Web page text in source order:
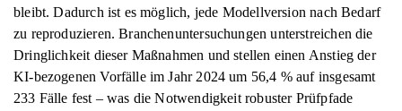
bleibt. Dadurch ist es möglich, jede Modellversion nach Bedarf
zu reproduzieren. Branchenuntersuchungen unterstreichen die
Dringlichkeit dieser Maßnahmen und stellen einen Anstieg der
KI-bezogenen Vorfälle im Jahr 2024 um 56,4 % auf insgesamt
233 Fälle fest – was die Notwendigkeit robuster Prüfpfade